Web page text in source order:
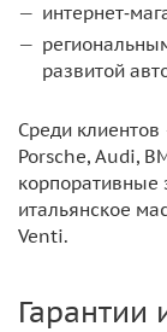
развитой
Среди
Porsche, Audi,
корпоративные
итальянское
Venti.
Гарантии